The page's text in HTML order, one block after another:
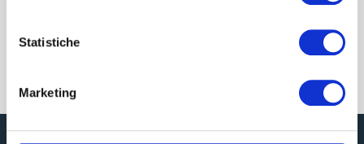
Statistiche
Marketing